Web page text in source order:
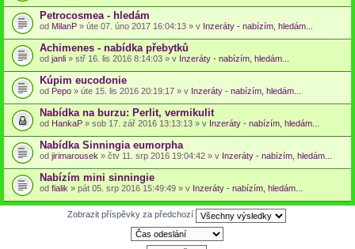
Petrocosmea - hledám
od MilanP » úte 07. úno 2017 16:04:13 » v Inzeráty - nabízím, hledám...
Achimenes - nabídka přebytků
od janli » stř 16. lis 2016 8:14:03 » v Inzeráty - nabízím, hledám...
Kúpim eucodonie
od Pepo » úte 15. lis 2016 20:19:17 » v Inzeráty - nabízím, hledám...
Nabídka na burzu: Perlit, vermikulit
od HankaP » sob 17. zář 2016 13:13:13 » v Inzeráty - nabízím, hledám...
Nabídka Sinningia eumorpha
od jirimarousek » čtv 11. srp 2016 19:04:42 » v Inzeráty - nabízím, hledám...
Nabízím mini sinningie
od fialik » pát 05. srp 2016 15:49:49 » v Inzeráty - nabízím, hledám...
Zobrazit příspěvky za předchozí